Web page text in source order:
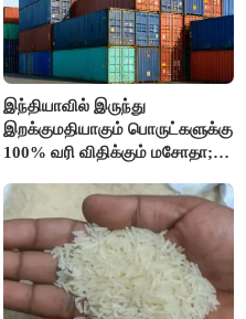
இந்தியாவில் இருந்து
இறக்குமதியாகும் பொருட்களுக்கு
100% வரி விதிக்கும் மசோதா;